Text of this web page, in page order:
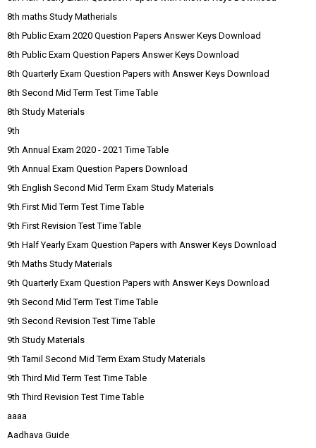
8th maths Study Matherials
8th Public Exam 2020 Question Papers Answer Keys Download
8th Public Exam Question Papers Answer Keys Download
8th Quarterly Exam Question Papers with Answer Keys Download
8th Second Mid Term Test Time Table
8th Study Materials
9th
9th Annual Exam 2020 - 2021 Time Table
9th Annual Exam Question Papers Download
9th English Second Mid Term Exam Study Materials
9th First Mid Term Test Time Table
9th First Revision Test Time Table
9th Half Yearly Exam Question Papers with Answer Keys Download
9th Maths Study Materials
9th Quarterly Exam Question Papers with Answer Keys Download
9th Second Mid Term Test Time Table
9th Second Revision Test Time Table
9th Study Materials
9th Tamil Second Mid Term Exam Study Materials
9th Third Mid Term Test Time Table
9th Third Revision Test Time Table
aaaa
Aadhava Guide